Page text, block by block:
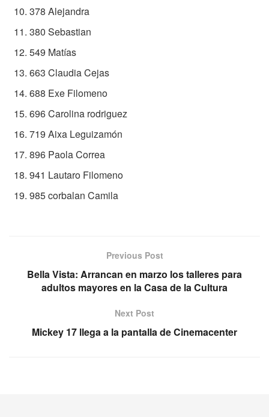
378 Alejandra
380 Sebastian
549 Matías
663 Claudia Cejas
688 Exe Filomeno
696 Carolina rodriguez
719 Aixa Leguizamón
896 Paola Correa
941 Lautaro Filomeno
985 corbalan Camila
Previous Post
Bella Vista: Arrancan en marzo los talleres para
adultos mayores en la Casa de la Cultura
Next Post
Mickey 17 llega a la pantalla de Cinemacenter